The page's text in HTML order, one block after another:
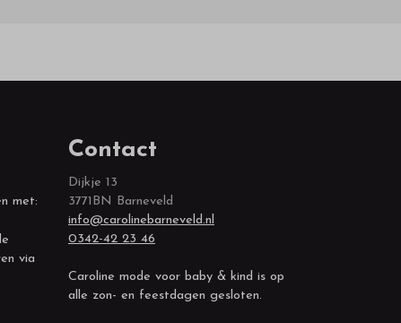
met:
via
Contact
Dijkje 13
3771BN Barneveld
info@carolinebarneveld.nl
0342-42 23 46
Caroline mode voor baby & kind is op
alle zon- en feestdagen gesloten.